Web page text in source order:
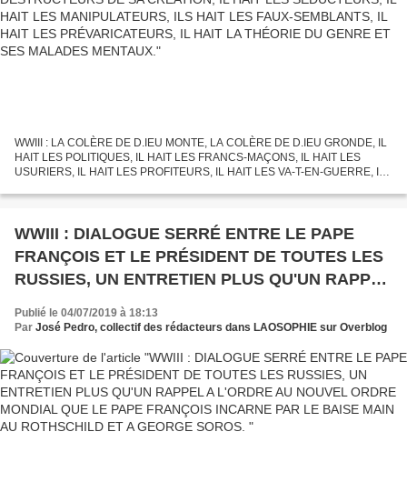
IL HAIT LA THÉORIE DU GENRE ET SES
MALADES MENTAUX.
WWIII : LA COLÈRE DE D.IEU MONTE, LA COLÈRE DE D.IEU GRONDE, IL
HAIT LES POLITIQUES, IL HAIT LES FRANCS-MAÇONS, IL HAIT LES
USURIERS, IL HAIT LES PROFITEURS, IL HAIT LES VA-T-EN-GUERRE, IL
SÉDUCTEURS,...
WWIII : DIALOGUE SERRÉ ENTRE LE PAPE
FRANÇOIS ET LE PRÉSIDENT DE TOUTES LES
RUSSIES, UN ENTRETIEN PLUS QU'UN RAPPEL
A L'ORDRE AU NOUVEL ORDRE MONDIAL QUE
LE PAPE FRANÇOIS INCARNE PAR LE BAISE
MAIN AU ROTHSCHILD ET A GEORGE SOROS.
Publié le 04/07/2019 à 18:13
Par José Pedro, collectif des rédacteurs dans LAOSOPHIE sur Overblog